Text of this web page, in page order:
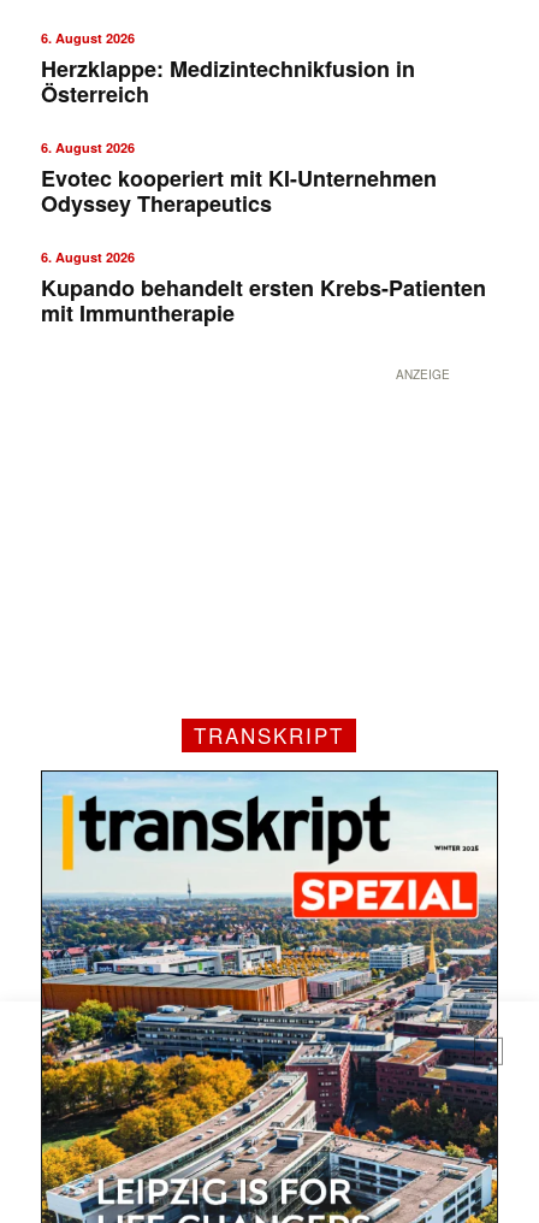
Mit dem |transkript-Newsletter
jede Woche aktuell informiert.
E-
Mail
(erforderlich)
6. August 2026
Herzklappe: Medizintechnikfusion in
Österreich
6. August 2026
Evotec kooperiert mit KI-Unternehmen
Odyssey Therapeutics
6. August 2026
Kupando behandelt ersten Krebs-Patienten
mit Immuntherapie
ANZEIGE
TRANSKRIPT